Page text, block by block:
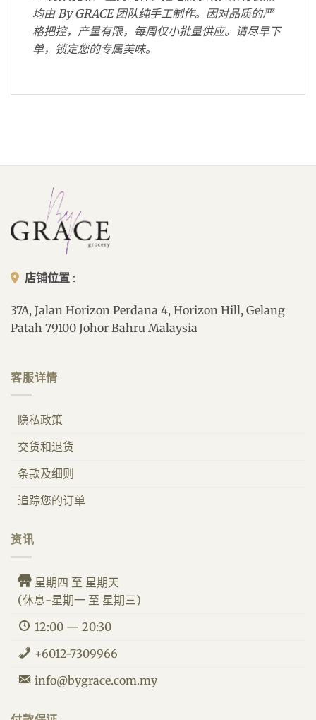
均由 By GRACE 团队纯手工制作。因对品质的严
格把控，产量有限，每周仅小批量供应。请尽早下
单，锁定您的专属美味。
店铺位置 :
37A, Jalan Horizon Perdana 4, Horizon Hill, Gelang
Patah 79100 Johor Bahru Malaysia
客服详情
隐私政策
交货和退货
条款及细则
追踪您的订单
资讯
星期四 至 星期天
(休息-星期一 至 星期三)
12:00 — 20:30
+6012-7309966
info@bygrace.com.my